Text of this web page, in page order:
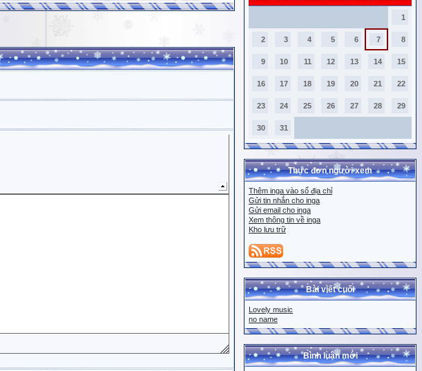
1
2 3 4 5 6 7 8
9 10 11 12 13 14 15
16 17 18 19 20 21 22
23 24 25 26 27 28 29
30 31
Thực đơn người xem
Thêm inga vào sổ địa chỉ
Gửi tin nhắn cho inga
Gửi email cho inga
Xem thông tin về inga
Kho lưu trữ
Bài viết cuối
Lovely music
no name
Bình luận mới